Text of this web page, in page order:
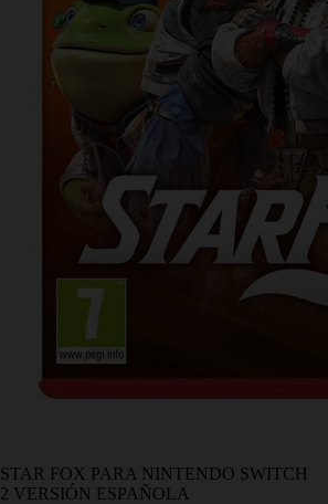
STAR FOX PARA NINTENDO SWITCH
2 VERSIÓN ESPAÑOLA